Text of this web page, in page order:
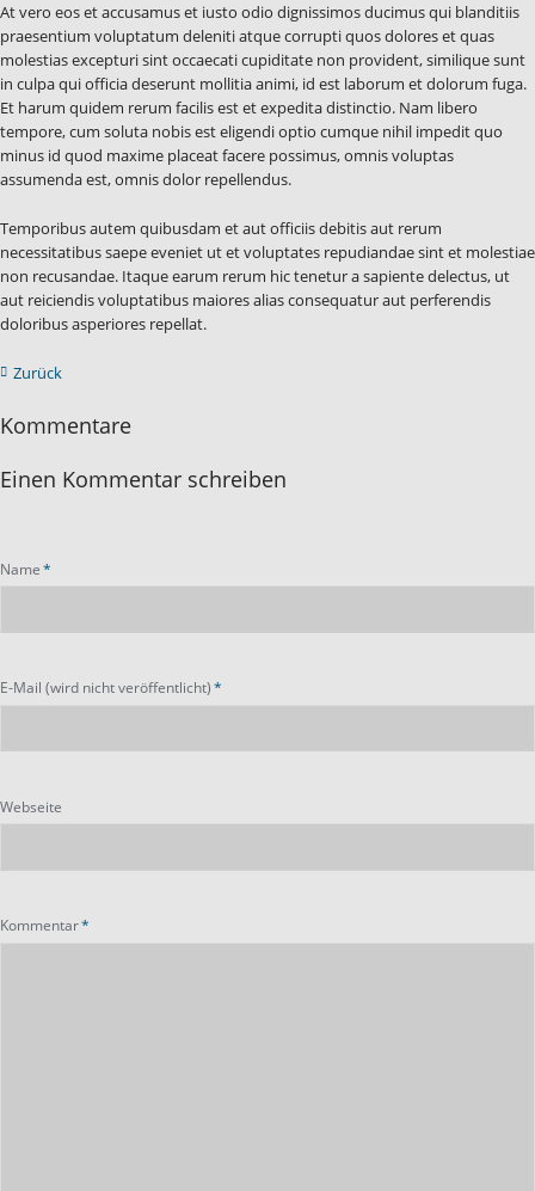
At vero eos et accusamus et iusto odio dignissimos ducimus qui blanditiis
praesentium voluptatum deleniti atque corrupti quos dolores et quas
molestias excepturi sint occaecati cupiditate non provident, similique sunt
in culpa qui officia deserunt mollitia animi, id est laborum et dolorum fuga.
Et harum quidem rerum facilis est et expedita distinctio. Nam libero
tempore, cum soluta nobis est eligendi optio cumque nihil impedit quo
minus id quod maxime placeat facere possimus, omnis voluptas
assumenda est, omnis dolor repellendus.
Temporibus autem quibusdam et aut officiis debitis aut rerum
necessitatibus saepe eveniet ut et voluptates repudiandae sint et molestiae
non recusandae. Itaque earum rerum hic tenetur a sapiente delectus, ut
aut reiciendis voluptatibus maiores alias consequatur aut perferendis
doloribus asperiores repellat.
Zurück
Kommentare
Einen Kommentar schreiben
Pflichtfeld
Name*
Pflichtfeld
E-Mail (wird nicht veröffentlicht)*
Webseite
Pflichtfeld
Kommentar*